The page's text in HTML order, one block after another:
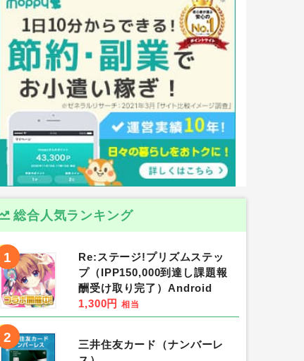
総合人気ランキング
1
Re:ステージ!プリズムステッ
プ（IPP150,000到達し課題報
酬受け取り完了）Android
1,300円 相当
2
三井住友カード（ナンバーレ